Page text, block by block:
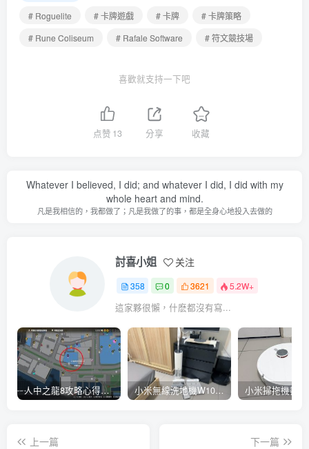
# Roguelite
# 卡牌遊戲 # 卡牌
# 卡牌策略
# Rune Coliseum
# Rafale Software # 符文競技場
喜歡就支持一下吧
点赞 13 分享 收藏
Whatever I believed, I did; and whatever I did, I did with my
whole heart and mind.
凡是我相信的，我都做了；凡是我做了的事，都是全身心地投入去做的
討喜小姐 关注
358 0 3621 5.2W+
這家夥很懶，什麽都沒有寫...
人中之龍8攻略心得：大海原證照學校21張證照必勝法 全考題200題答案整理 小米無線洗地機W10 Pro開箱評測心得：吸塵拖地清洗3合1、90度可調式機身、續航力35分鐘、售價15995元
上一篇
下一篇